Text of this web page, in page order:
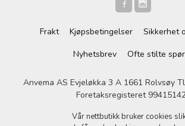
Frakt Kjøpsbetingelser
Sikkerhet
Nyhetsbrev
Ofte stilte
Anvema AS Evjeløkka 3 A 1661 Rolvsøy
Foretaksregisteret
Vår nettbutikk bruker cookies